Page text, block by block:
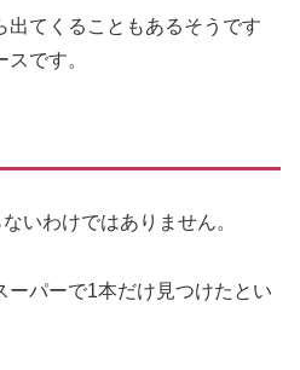
出てくることもあるそうです
です。
いわけではありません。
ーパーで1本だけ見つけたとい